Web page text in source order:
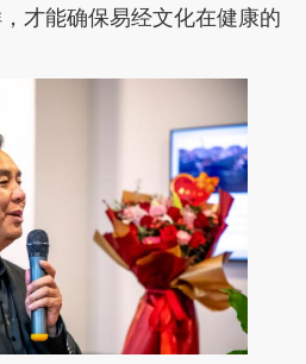
才能确保易经文化在健康的